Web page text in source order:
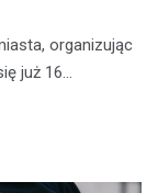
organizując
już 16…